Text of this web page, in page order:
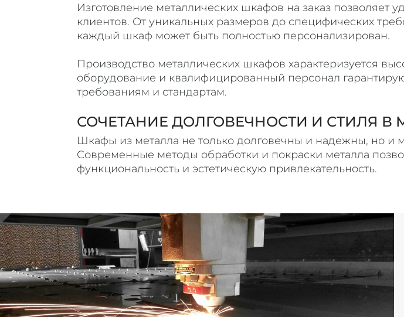
Изготовление металлических шкафов на заказ позволяет
клиентов. От уникальных размеров до специфических
каждый шкаф может быть полностью персонализирован.
Производство металлических шкафов характеризуется
оборудование и квалифицированный персонал
требованиям и стандартам.
СОЧЕТАНИЕ ДОЛГОВЕЧНОСТИ И СТИЛЯ
Шкафы из металла не только долговечны и надежны, но и
Современные методы обработки и покраски металла
функциональность и эстетическую привлекательность.